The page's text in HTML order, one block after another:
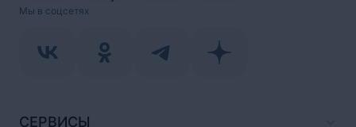
Мы в соцсетях
СЕРВИСЫ